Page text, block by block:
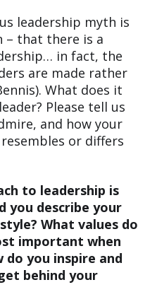
leadership myth is
– that there is a
in fact, the
are made rather
What does it
Please tell us
and how your
or differs
to leadership is
you describe your
What values do
important when
do you inspire and
behind your